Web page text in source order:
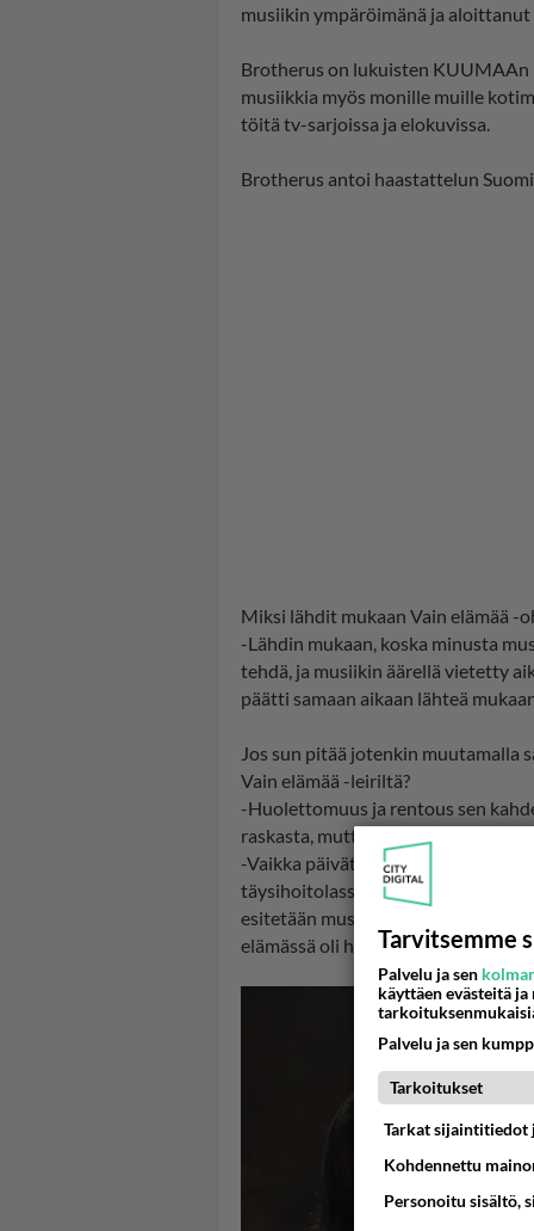
musiikin ympäröimänä ja
Brotherus on lukuisten
musiikkia myös monille muille
töitä tv-sarjoissa ja elokuvissa.
Brotherus antoi haastattelun
Miksi lähdit mukaan Vain elämää -
-Lähdin mukaan, koska minusta
tehdä, ja musiikin äärellä vietetty
päätti samaan aikaan lähteä
Jos sun pitää jotenkin muutamalla
Vain elämää -leiriltä?
-Huolettomuus ja rentous sen
raskasta, mutta toisaalta siellä ei
-Vaikka päivät ovat ihan tosi pitkiä,
täysihoitolassa, missä vain
esitetään musiikkia. Se oli ihan
elämässä oli hirveän huoletonta
Tarvitsemme
Palvelu ja sen
käyttäen evästeitä
Palvelu ja sen
Tarkoitukset
Tarkat sijaintitiedot
Kohdennettu
Personoitu sisältö,